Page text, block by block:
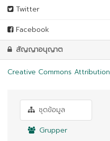
Twitter
Facebook
สัญญาอนุญาต
Creative Commons Attribution
ชุดข้อมูล
Grupper